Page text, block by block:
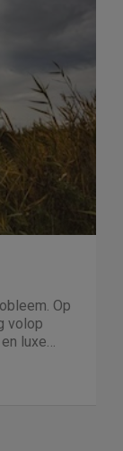
Op
volop
luxe